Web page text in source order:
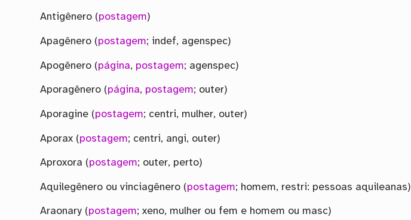
Antigênero (postagem)
Apagênero (postagem; indef, agenspec)
Apogênero (página, postagem; agenspec)
Aporagênero (página, postagem; outer)
Aporagine (postagem; centri, mulher, outer)
Aporax (postagem; centri, angi, outer)
Aproxora (postagem; outer, perto)
Aquilegênero ou vinciagênero (postagem; homem, restri: pessoas aquileanas)
Araonary (postagem; xeno, mulher ou fem e homem ou masc)